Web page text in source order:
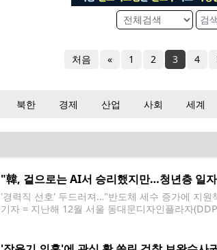
처음 « 1 2 3 4
북한 경제 산업 사회 세계
"韓, 겉으로는 AI서 승리했지만…청년층 일
'경력직 선호' 두드러져…"반도체 세수 증가에 지
기자 = 지난해 12월 서울 동대문디자인플라자